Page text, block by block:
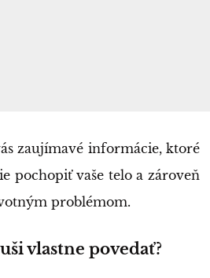
zaujímavé informácie, ktoré
pochopiť vaše telo a zároveň
problémom.
vlastne povedať?